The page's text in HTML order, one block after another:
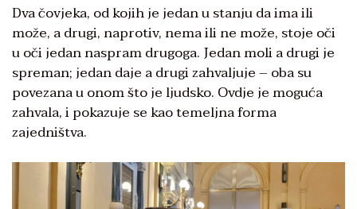
Dva čovjeka, od kojih je jedan u stanju da ima ili
može, a drugi, naprotiv, nema ili ne može, stoje oči
u oči jedan naspram drugoga. Jedan moli a drugi je
spreman; jedan daje a drugi zahvaljuje – oba su
povezana u onom što je ljudsko. Ovdje je moguća
zahvala, i pokazuje se kao temeljna forma
zajedništva.